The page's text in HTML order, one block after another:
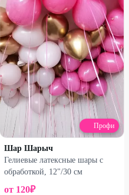
Набирает высоту
Гипсофила в сумке
1310 ₽1750₽
33
Профи
Шар Шарыч
Гелиевые латексные шары с
обработкой, 12"/30 см
от 120₽